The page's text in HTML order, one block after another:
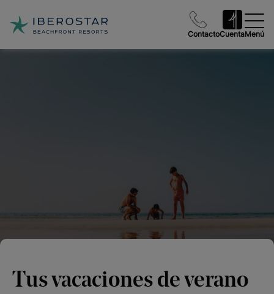
ContactoCuentaMenú
Tus vacaciones de verano